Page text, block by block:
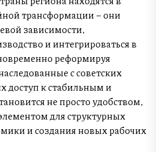
трансформации – они
зависимости,
и интегрироваться в
реформируя
с советских
доступ к стабильным и
не просто удобством,
для структурных
и создания новых рабочих